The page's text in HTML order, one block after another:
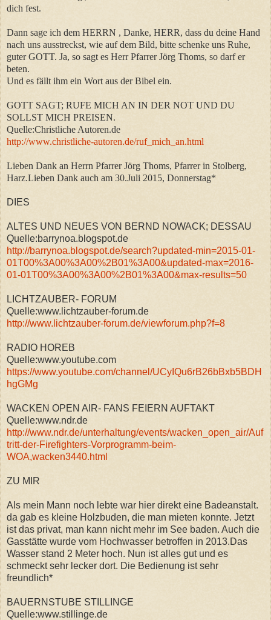
dich fest.
Dann sage ich dem HERRN , Danke, HERR, dass du deine Hand
nach uns ausstreckst, wie auf dem Bild, bitte schenke uns Ruhe,
guter GOTT. Ja, so sagt es Herr Pfarrer Jörg Thoms, so darf er
beten.
Und es fällt ihm ein Wort aus der Bibel ein.
GOTT SAGT; RUFE MICH AN IN DER NOT UND DU
SOLLST MICH PREISEN.
Quelle:Christliche Autoren.de
http://www.christliche-autoren.de/ruf_mich_an.html
Lieben Dank an Herrn Pfarrer Jörg Thoms, Pfarrer in Stolberg,
Harz.Lieben Dank auch am 30.Juli 2015, Donnerstag*
DIES
ALTES UND NEUES VON BERND NOWACK; DESSAU
Quelle:barrynoa.blogspot.de
http://barrynoa.blogspot.de/search?updated-min=2015-01-
01T00%3A00%3A00%2B01%3A00&updated-max=2016-
01-01T00%3A00%3A00%2B01%3A00&max-results=50
LICHTZAUBER- FORUM
Quelle:www.lichtzauber-forum.de
http://www.lichtzauber-forum.de/viewforum.php?f=8
RADIO HOREB
Quelle:www.youtube.com
https://www.youtube.com/channel/UCyIQu6rB26bBxb5BDH
hgGMg
WACKEN OPEN AIR- FANS FEIERN AUFTAKT
Quelle:www.ndr.de
http://www.ndr.de/unterhaltung/events/wacken_open_air/Auf
tritt-der-Firefighters-Vorprogramm-beim-
WOA,wacken3440.html
ZU MIR
Als mein Mann noch lebte war hier direkt eine Badeanstalt.
da gab es kleine Holzbuden, die man mieten konnte. Jetzt
ist das privat, man kann nicht mehr im See baden. Auch die
Gasstätte wurde vom Hochwasser betroffen in 2013.Das
Wasser stand 2 Meter hoch. Nun ist alles gut und es
schmeckt sehr lecker dort. Die Bedienung ist sehr
freundlich*
BAUERNSTUBE STILLINGE
Quelle:www.stillinge.de